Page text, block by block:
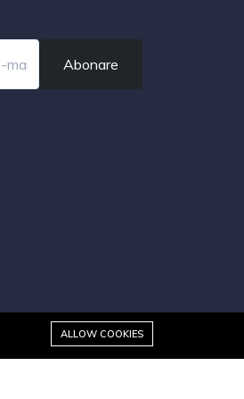
Abonare
ALLOW COOKIES